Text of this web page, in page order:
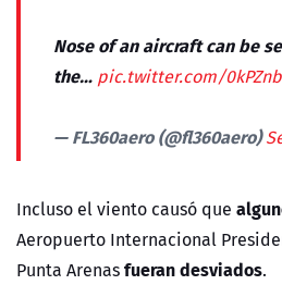
Nose of an aircraft can be
the… pic.twitter.com/
— FL360aero (@fl360aero)
Incluso el viento causó que
Aeropuerto Internacional
Punta Arenasfueran desviados.